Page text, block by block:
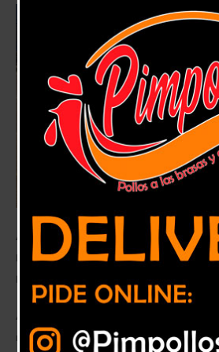
Acto fue encabezado por el Intendente Jorge
Provincial María Paz Santelices, el Seremi
Lepe y el director regional de INDAP,
Agradecidos se mostraron los cien ganaderos
recibieron recursos de emergencia de